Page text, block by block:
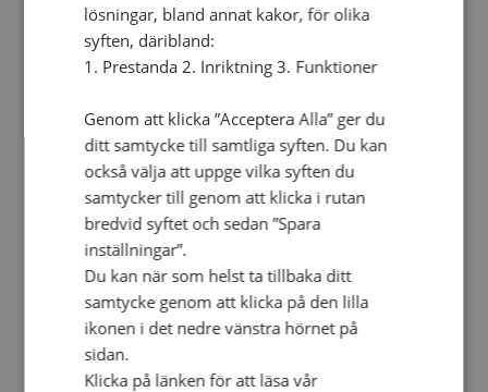
LOGGA IN
Dokumentbanken
Medlemsregister (NGOPRO)
SAMP – personalförbundet
Kalender
Lediga tjänster
SAU
FÖR FÖRSAMLINGAR
VAD VI GÖR
VAD VI GÖR
Här finns vi
lösningar, bland annat kakor, för olika
syften, däribland:
1. Prestanda 2. Inriktning 3. Funktioner
Genom att klicka ”Acceptera Alla” ger du
ditt samtycke till samtliga syften. Du kan
också välja att uppge vilka syften du
samtycker till genom att klicka i rutan
bredvid syftet och sedan ”Spara
inställningar”.
Du kan när som helst ta tillbaka ditt
samtycke genom att klicka på den lilla
ikonen i det nedre vänstra hörnet på
sidan.
Klicka på länken för att läsa vår